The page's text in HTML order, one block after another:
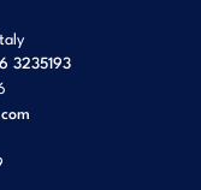
3235193